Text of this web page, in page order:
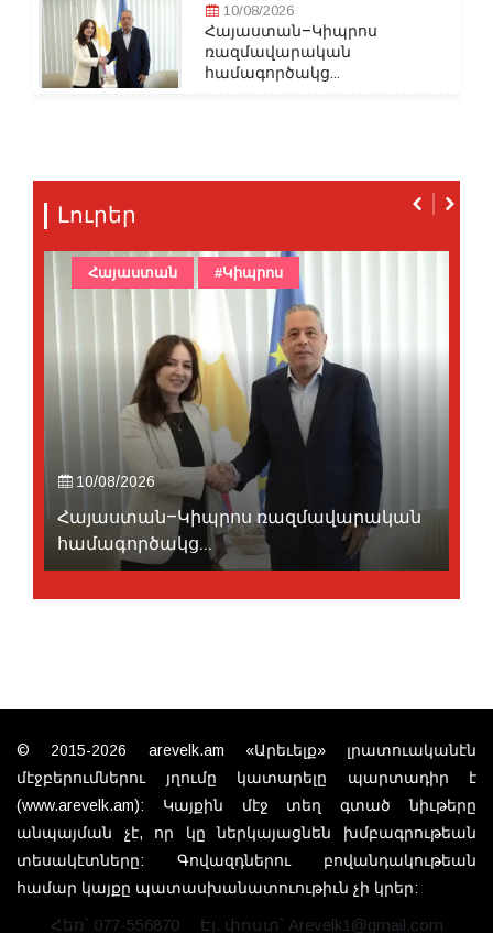
10/08/2026
Հայաստան–Կիպրոս
ռազմավարական
համագործակց...
Լուրեր
10/08/2026
Հայաստան–Կիպրոս ռազմավարական
համագործակց...
Հայաստան #Կիպրոս
© 2015-2026 arevelk.am «Արեւելք» լրատուականէն
մէջբերումներու յղումը կատարելը պարտադիր է
(www.arevelk.am): Կայքին մէջ տեղ գտած նիւթերը
անպայման չէ, որ կը ներկայացնեն խմբագրութեան
տեսակէտները: Գովազդներու բովանդակութեան
համար կայքը պատասխանատուութիւն չի կրեր:
Հեռ՝ 077-556870 Էլ. փոստ՝ Arevelk1@gmail.com